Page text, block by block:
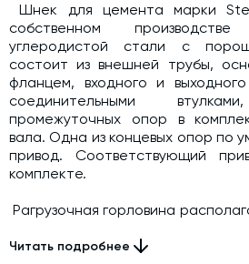
Проектирование технологических
зданий и сооружений
Шнек для цемента марки
собственном
углеродистой стали с
состоит из внешней трубы,
фланцем, входного и
соединительными
промежуточных опор в
вала. Одна из концевых опор по
привод. Соответствующий
комплекте.
Pагрузочная горловина
горизонту. Привод шнека
Читать подробнее